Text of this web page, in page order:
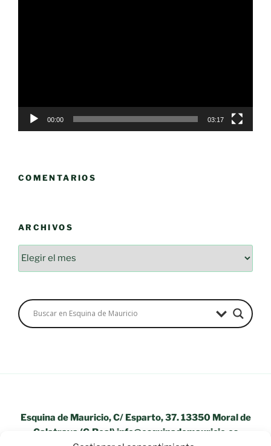
00:00 03:17
COMENTARIOS
ARCHIVOS
Archivos
Esquina de Mauricio, C/ Esparto, 37. 13350 Moral de
Calatrava (C.Real) info@esquinademauricio.es